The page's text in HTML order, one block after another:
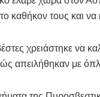
καθήκον τους και
χρειάστηκε να
απειλήθηκαν με